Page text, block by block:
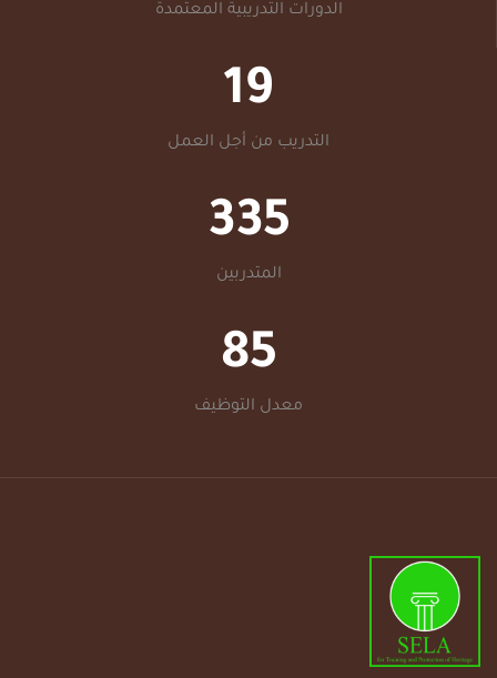
الدورات التدريبية المعتمدة
19
التدريب من أجل العمل
335
المتدربين
85
معدل التوظيف